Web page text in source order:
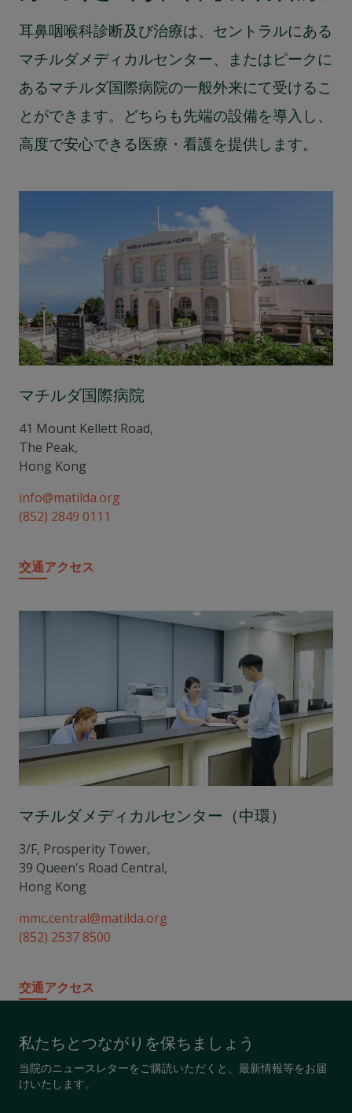
耳鼻咽喉科診断及び治療は、セントラルにある
マチルダメディカルセンター、またはピークに
あるマチルダ国際病院の一般外来にて受けるこ
とができます。どちらも先端の設備を導入し、
高度で安心できる医療・看護を提供します。
マチルダ国際病院
41 Mount Kellett Road,
The Peak,
Hong Kong
info@matilda.org
(852) 2849 0111
交通アクセス
マチルダメディカルセンター（中環）
3/F, Prosperity Tower,
39 Queen's Road Central,
Hong Kong
mmc.central@matilda.org
(852) 2537 8500
交通アクセス
私たちとつながりを保ちましょう
当院のニュースレターをご購読いただくと、最新情報等をお届
けいたします。